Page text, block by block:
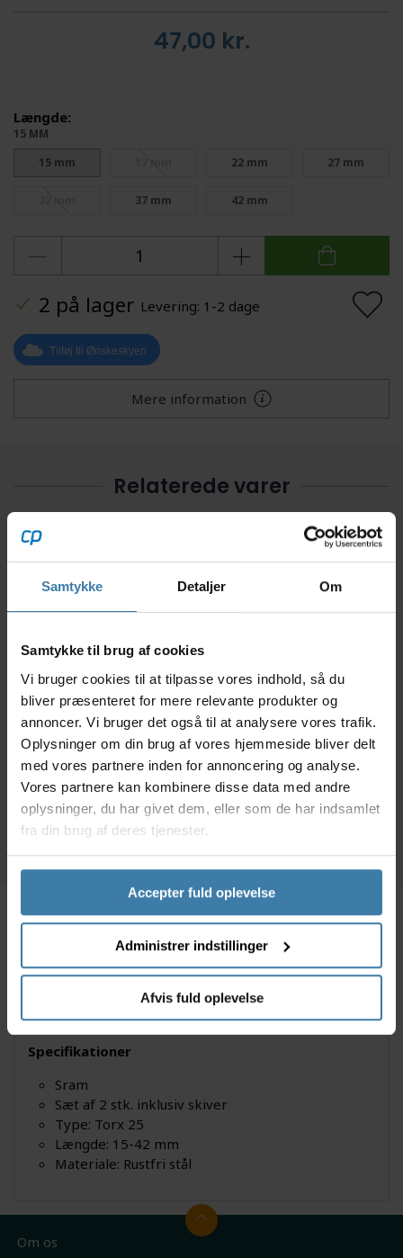
Samtykke Detaljer Om
Samtykke til brug af cookies
Vi bruger cookies til at tilpasse vores indhold, så du
bliver præsenteret for mere relevante produkter og
annoncer. Vi bruger det også til at analysere vores trafik.
Oplysninger om din brug af vores hjemmeside bliver delt
med vores partnere inden for annoncering og analyse.
Vores partnere kan kombinere disse data med andre
oplysninger, du har givet dem, eller som de har indsamlet
fra din brug af deres tjenester.
Accepter fuld oplevelse
Administrer indstillinger
Afvis fuld oplevelse
47,00 kr.
Længde:
15 MM
15 mm
22 mm 27 mm
37 mm 42 mm
2 på lager Levering: 1-2 dage
Tilføj til Ønskeskyen
Mere information
Relaterede varer
Muc-Off Disc Brake
Cleaner - 400 ml
bremserens
67,00kr.
+10 på lager
Muc-Off Disc Brake
Covers - Beskyttelse
til bremseskiver - 2
stk
249,00kr.
10 på lager
Beskrivelse Specifikationer
Anvendes til montering af bremsekaliber på cykler
med skivebremser. Boltene er i rustfri stål.
Specifikationer
Sram
Sæt af 2 stk. inklusiv skiver
Type: Torx 25
Længde: 15-42 mm
Materiale: Rustfri stål
Om os